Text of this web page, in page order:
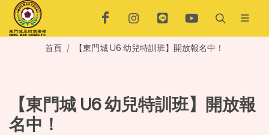
首頁 【東門城 U6 幼兒特訓班】開放報名中！
【東門城 U6 幼兒特訓班】開放報
名中！